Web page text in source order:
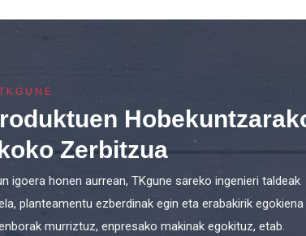
Zerbitzua
igoera honen aurrean, TKgune sareko ingenieri taldeak
planteamentu ezberdinak egin eta erabakirik egokiena
murriztuz, enpresako makinak egokituz, etab.